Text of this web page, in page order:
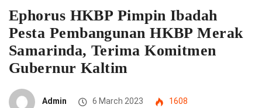
Ephorus HKBP Pimpin Ibadah
Pesta Pembangunan HKBP Merak
Samarinda, Terima Komitmen
Gubernur Kaltim
Admin 6 March 2023 1608